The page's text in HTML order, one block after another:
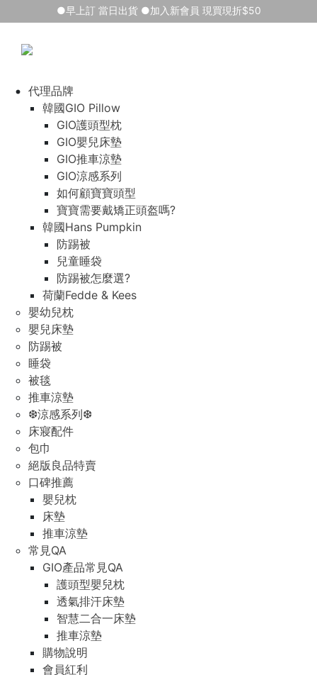
代理品牌
韓國GIO Pillow
GIO護頭型枕
GIO嬰兒床墊
GIO推車涼墊
GIO涼感系列
如何顧寶寶頭型
寶寶需要戴矯正頭盔嗎?
韓國Hans Pumpkin
防踢被
兒童睡袋
防踢被怎麼選?
荷蘭Fedde & Kees
嬰幼兒枕
嬰兒床墊
防踢被
睡袋
被毯
推車涼墊
❆涼感系列❆
床寢配件
包巾
絕版良品特賣
口碑推薦
嬰兒枕
床墊
推車涼墊
常見QA
GIO產品常見QA
護頭型嬰兒枕
透氣排汗床墊
智慧二合一床墊
推車涼墊
購物說明
會員紅利
●早上訂 當日出貨 ●加入新會員 現買現折$50